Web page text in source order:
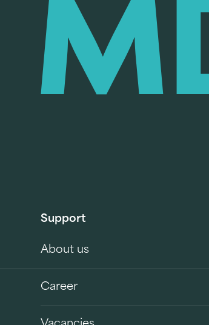
Support
About us
Career